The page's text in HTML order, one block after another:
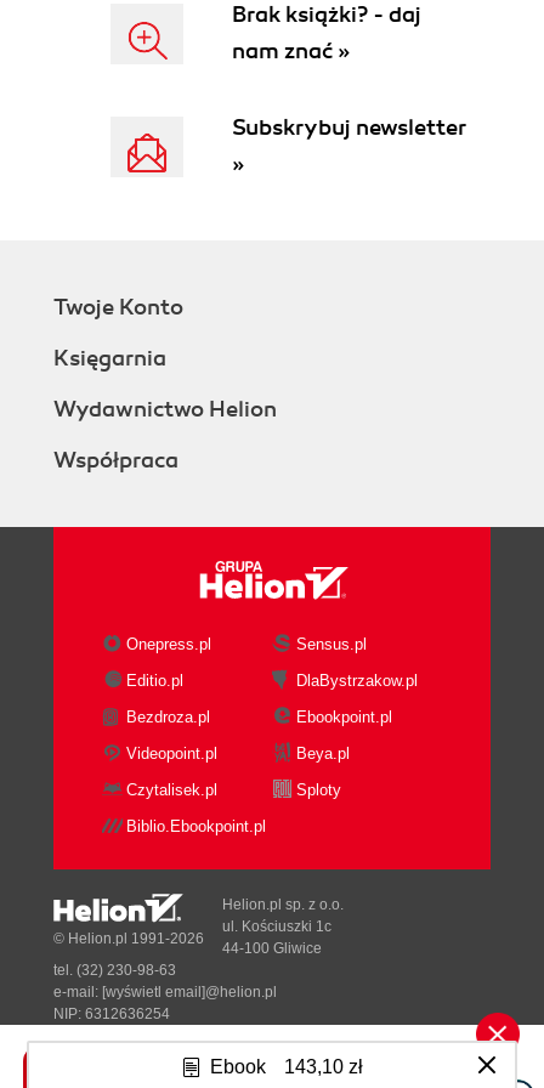
Ebook 143,10 zł
Brak książki? - daj
nam znać »
Subskrybuj newsletter
»
Twoje Konto
Księgarnia
Wydawnictwo Helion
Współpraca
Onepress.pl
Sensus.pl
Editio.pl
DlaBystrzakow.pl
Bezdroza.pl
Ebookpoint.pl
Videopoint.pl
Beya.pl
Czytalisek.pl
Sploty
Biblio.Ebookpoint.pl
Tonik.pl
© Helion.pl 1991-2026
Helion.pl sp. z o.o.
ul. Kościuszki 1c
44-100 Gliwice
tel. (32) 230-98-63
e-mail: [wyświetl email]@helion.pl
NIP: 6312636254